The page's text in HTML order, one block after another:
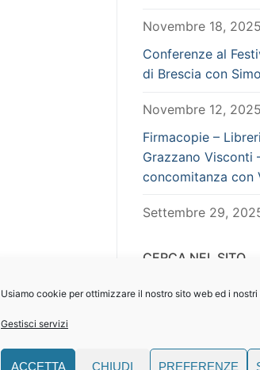
Usiamo cookie per ottimizzare il nostro sito web ed i
Gestisci servizi
ACCETTA CHIUDI PREFERENZE
Novembre 18, 2025
Conferenze al
di Brescia con
Novembre 12, 2025
Firmacopie –
Grazzano Visconti
concomitanza con
Settembre 29,
CERCA NEL SITO
Search